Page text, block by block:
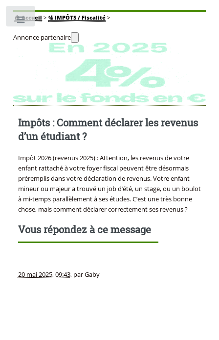
🏠Accueil > 🛂 IMPÔTS / Fiscalité>
Annonce partenaire
Impôts : Comment déclarer les revenus
d’un étudiant ?
Impôt 2026 (revenus 2025) : Attention, les revenus de votre
enfant rattaché à votre foyer fiscal peuvent être désormais
préremplis dans votre déclaration de revenus. Votre enfant
mineur ou majeur a trouvé un job d’été, un stage, ou un boulot
à mi-temps parallèlement à ses études. C’est une très bonne
chose, mais comment déclarer correctement ses revenus ?
Vous répondez à ce message
20 mai 2025, 09:43, parGaby
Toggle